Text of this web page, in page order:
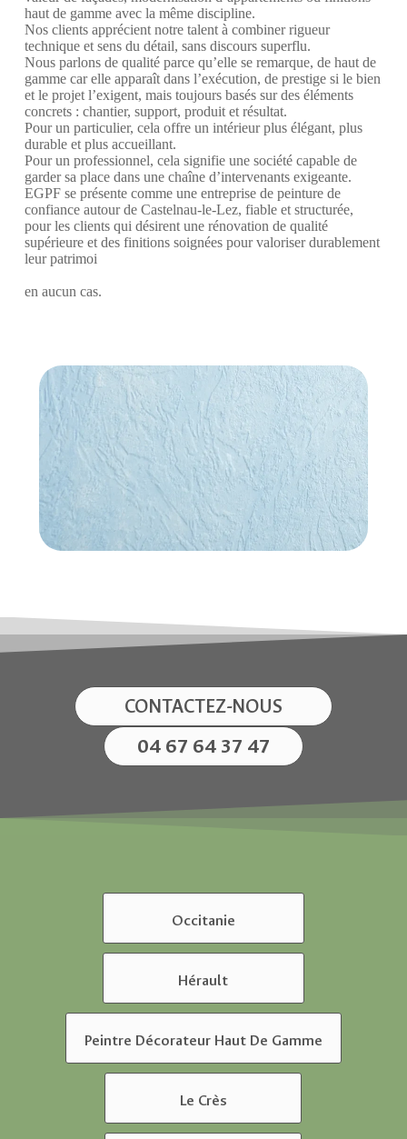
haut de gamme avec la même discipline.
Nos clients apprécient notre talent à combiner rigueur
technique et sens du détail, sans discours superflu.
Nous parlons de qualité parce qu’elle se remarque, de haut de
gamme car elle apparaît dans l’exécution, de prestige si le bien
et le projet l’exigent, mais toujours basés sur des éléments
concrets : chantier, support, produit et résultat.
Pour un particulier, cela offre un intérieur plus élégant, plus
durable et plus accueillant.
Pour un professionnel, cela signifie une société capable de
garder sa place dans une chaîne d’intervenants exigeante.
EGPF se présente comme une entreprise de peinture de
confiance autour de Castelnau-le-Lez, fiable et structurée,
pour les clients qui désirent une rénovation de qualité
supérieure et des finitions soignées pour valoriser durablement
leur patrimoi
en aucun cas.
CONTACTEZ-NOUS
04 67 64 37 47
Occitanie
Hérault
Peintre Décorateur Haut De Gamme
Le Crès